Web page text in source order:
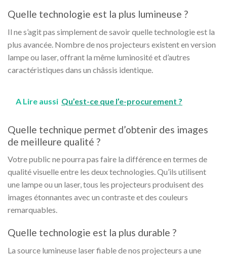
Quelle technologie est la plus lumineuse ?
Il ne s’agit pas simplement de savoir quelle technologie est la
plus avancée. Nombre de nos projecteurs existent en version
lampe ou laser, offrant la même luminosité et d’autres
caractéristiques dans un châssis identique.
A Lire aussi Qu’est-ce que l’e-procurement ?
Quelle technique permet d’obtenir des images
de meilleure qualité ?
Votre public ne pourra pas faire la différence en termes de
qualité visuelle entre les deux technologies. Qu’ils utilisent
une lampe ou un laser, tous les projecteurs produisent des
images étonnantes avec un contraste et des couleurs
remarquables.
Quelle technologie est la plus durable ?
La source lumineuse laser fiable de nos projecteurs a une